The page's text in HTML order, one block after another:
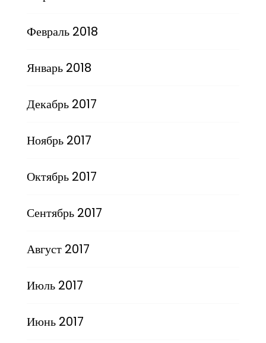
Февраль 2018
Январь 2018
Декабрь 2017
Ноябрь 2017
Октябрь 2017
Сентябрь 2017
Август 2017
Июль 2017
Июнь 2017